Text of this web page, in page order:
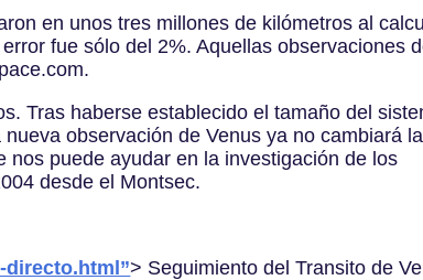
en unos tres millones de kilómetros al
fue sólo del 2%. Aquellas observaciones
Tras haberse establecido el tamaño del
observación de Venus ya no cambiará la
nos puede ayudar en la investigación de los
desde el Montsec.
directo.html”> Seguimiento del Transito de